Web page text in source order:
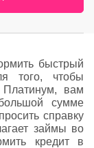
быстрый
того, чтобы
вам
сумме
справку
займы во
кредит в